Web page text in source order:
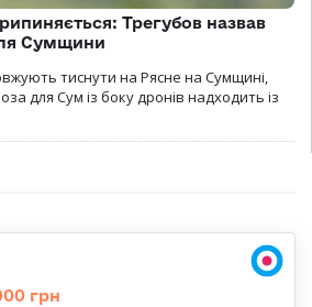
Трегубов назвав
Сумщини
тиснути на Рясне на Сумщині,
для Сум із боку дронів надходить із
грн